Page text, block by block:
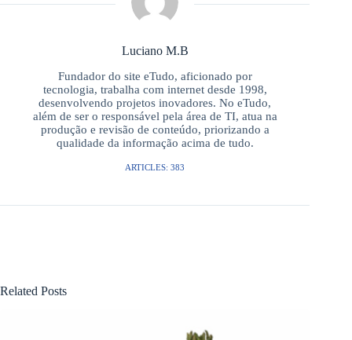
Luciano M.B
Fundador do site eTudo, aficionado por
tecnologia, trabalha com internet desde 1998,
desenvolvendo projetos inovadores. No eTudo,
além de ser o responsável pela área de TI, atua na
produção e revisão de conteúdo, priorizando a
qualidade da informação acima de tudo.
ARTICLES: 383
Related Posts